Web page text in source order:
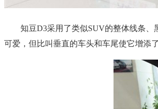
知豆D3采用了类似SUV的整体线条、黑
可爱，但比叫垂直的车头和车尾使它增添